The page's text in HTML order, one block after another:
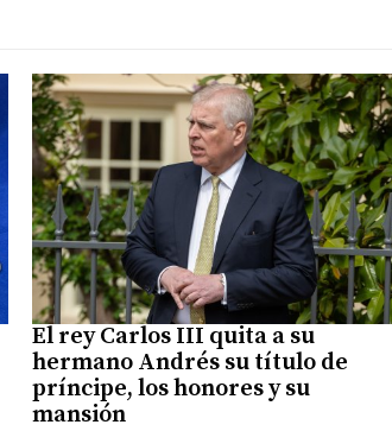
El rey Carlos III quita a su
hermano Andrés su título de
príncipe, los honores y su
mansión